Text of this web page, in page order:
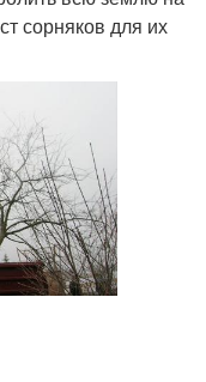
сорняков для их